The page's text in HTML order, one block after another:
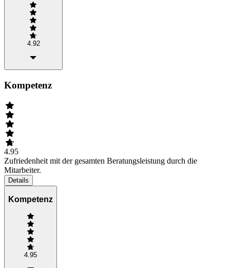
4.92
Kompetenz
4.95
Zufriedenheit mit der gesamten Beratungsleistung durch die
Mitarbeiter.
Details
Kompetenz
4.95